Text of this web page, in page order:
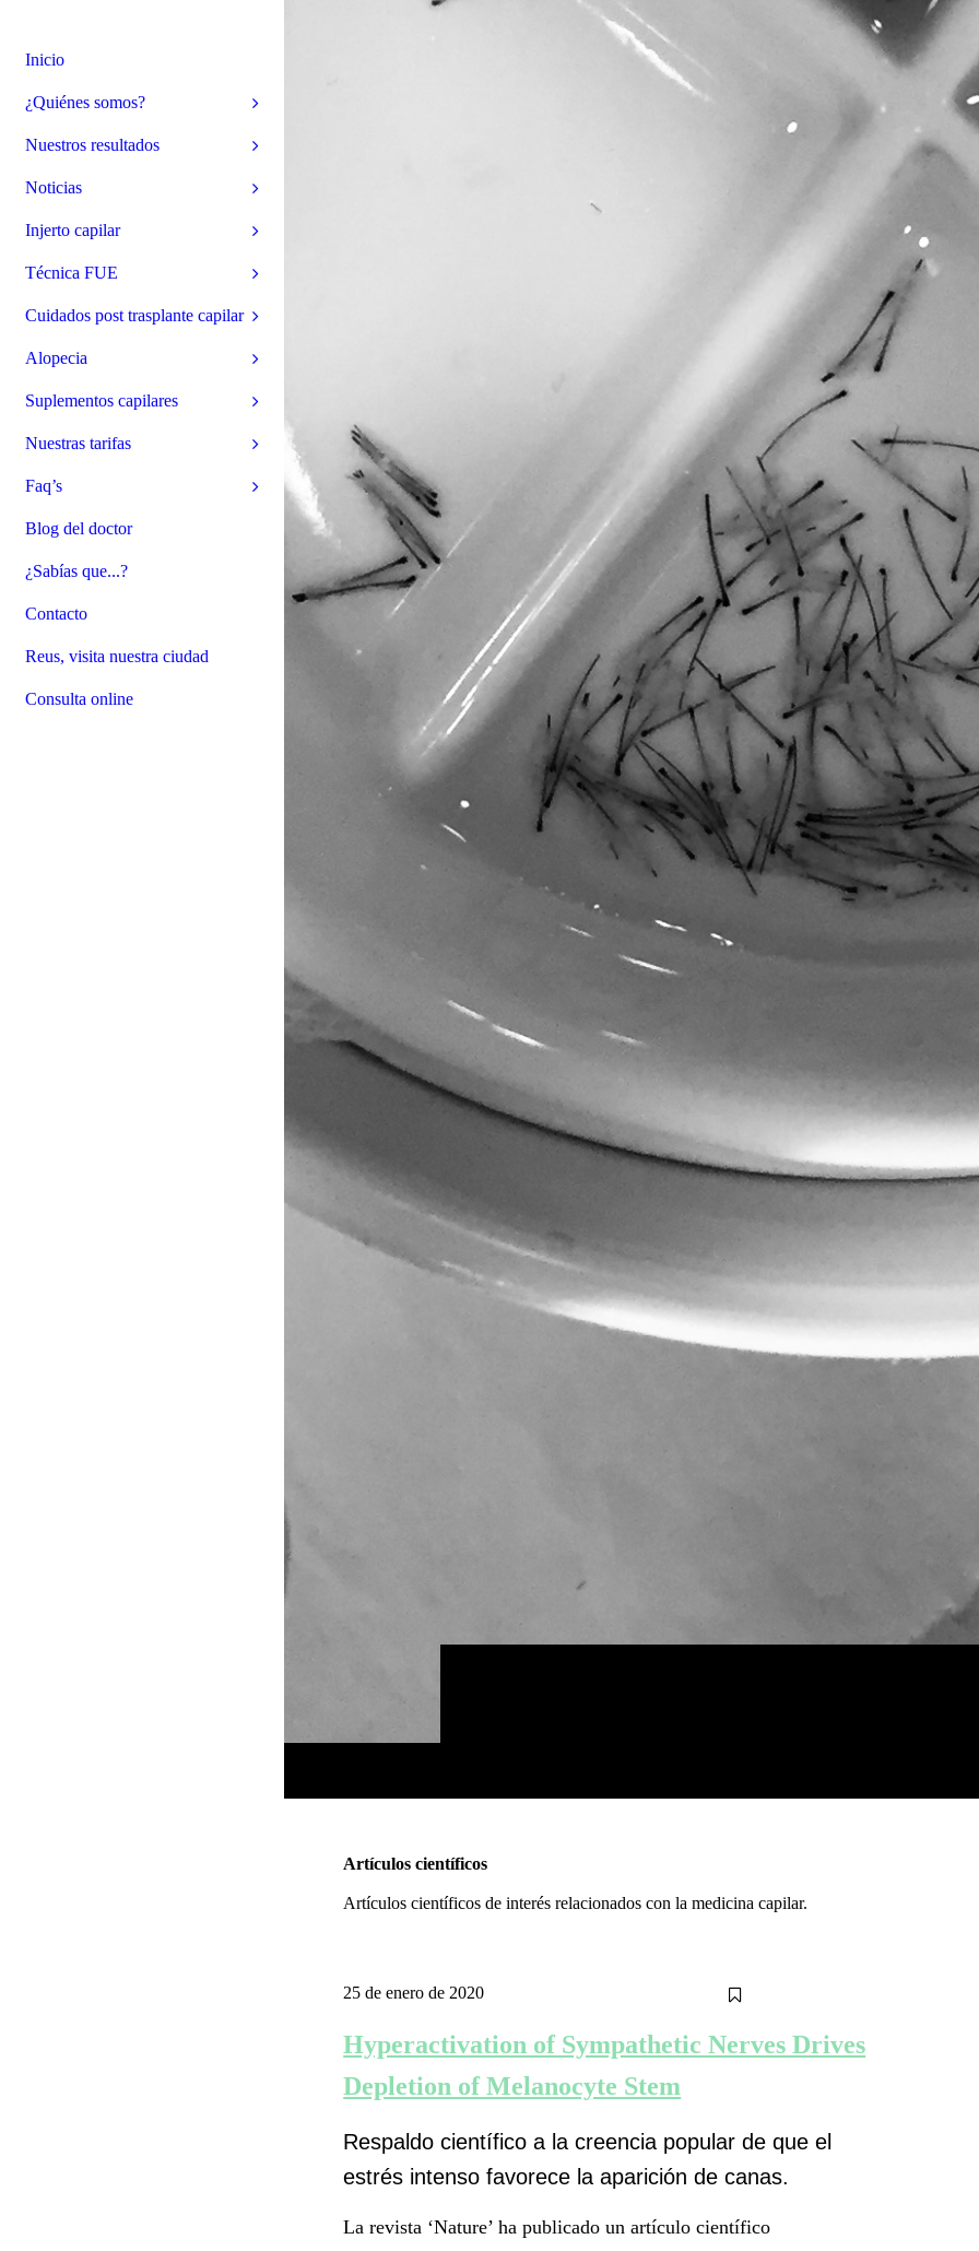
Artículos científicos
Artículos científicos de interés relacionados con la medicina capilar.
25 de enero de 2020
Hyperactivation of Sympathetic Nerves Drives
Depletion of Melanocyte Stem
Respaldo científico a la creencia popular de que el
estrés intenso favorece la aparición de canas.
La revista ‘Nature’ ha publicado un artículo científico
Inicio
¿Quiénes somos?
Nuestros resultados
Noticias
Injerto capilar
Técnica FUE
Cuidados post trasplante capilar
Alopecia
Suplementos capilares
Nuestras tarifas
Faq’s
Blog del doctor
¿Sabías que...?
Contacto
Reus, visita nuestra ciudad
Consulta online